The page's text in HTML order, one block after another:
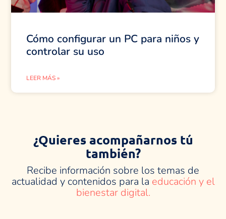
Cómo configurar un PC para niños y
controlar su uso
LEER MÁS »
¿Quieres acompañarnos tú
también?
Recibe información sobre los temas de
actualidad y contenidos para la educación y el
bienestar digital.